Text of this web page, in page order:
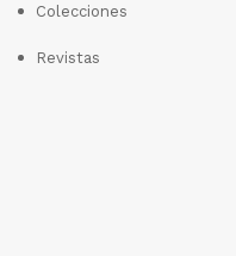
Colecciones
Revistas